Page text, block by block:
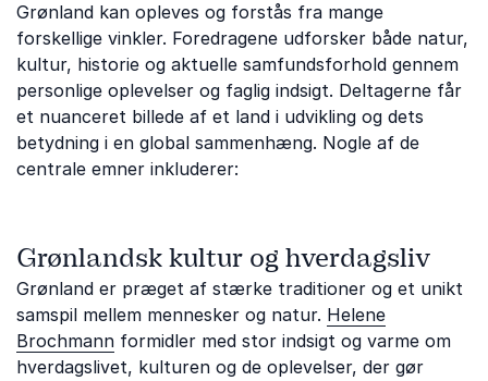
Grønland kan opleves og forstås fra mange
forskellige vinkler. Foredragene udforsker både natur,
kultur, historie og aktuelle samfundsforhold gennem
personlige oplevelser og faglig indsigt. Deltagerne får
et nuanceret billede af et land i udvikling og dets
betydning i en global sammenhæng. Nogle af de
centrale emner inkluderer:
Grønlandsk kultur og hverdagsliv
Grønland er præget af stærke traditioner og et unikt
samspil mellem mennesker og natur. Helene
Brochmann formidler med stor indsigt og varme om
hverdagslivet, kulturen og de oplevelser, der gør